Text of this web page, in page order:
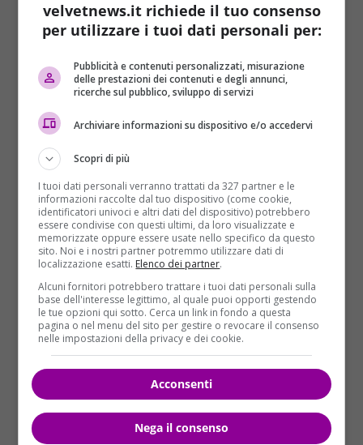
esaminate prima che le elezioni presidenziali
vengano certificate”, aveva detto aggiungendo
della candidata dei verdi arriva tra le crescenti
richieste di conteggi e verifiche dei risultati elettorali
da parte di gruppi di accademici e attivisti, i quali
sostengono che gli hacker stranieri potrebbero aver
interferito con i sistemi di voto. I gruppi in questione
stanno sollecitando
causa. I sostenitori della causa si sono riuniti su
Twitter sotto l’hashtag#AuditTheVote.
“Sono interessato a verificare il voto”, ha detto
Barbara Simons, consulente della Commissione
elettorale statunitense ed esperta di voto
elettronico. “Abbiamo bisogno di una verifica sulle
schede elettorali”, ha dichiarato alGuardian. Sono
moltissimi i professori specializzati in sicurezza
informatica, che hanno, oltretutto, firmato una
lettera aperta ai leader del Congresso, esprimendo
“profondo turbamento” a causa di segnalazioni di
interferenze straniere, chiedendo un rapido
intervento dei parlamentari. “Il nostro paese ha
velvetnews.it richiede il tuo consenso
per utilizzare i tuoi dati personali per:
Pubblicità e contenuti personalizzati, misurazione
delle prestazioni dei contenuti e degli annunci,
ricerche sul pubblico, sviluppo di servizi
Archiviare informazioni su dispositivo e/o accedervi
Scopri di più
I tuoi dati personali verranno trattati da 327 partner e le
informazioni raccolte dal tuo dispositivo (come cookie,
identificatori univoci e altri dati del dispositivo) potrebbero
essere condivise con questi ultimi, da loro visualizzate e
memorizzate oppure essere usate nello specifico da questo
sito. Noi e i nostri partner potremmo utilizzare dati di
localizzazione esatti. Elenco dei partner.
Alcuni fornitori potrebbero trattare i tuoi dati personali sulla
base dell'interesse legittimo, al quale puoi opporti gestendo
le tue opzioni qui sotto. Cerca un link in fondo a questa
pagina o nel menu del sito per gestire o revocare il consenso
nelle impostazioni della privacy e dei cookie.
Acconsenti
Nega il consenso